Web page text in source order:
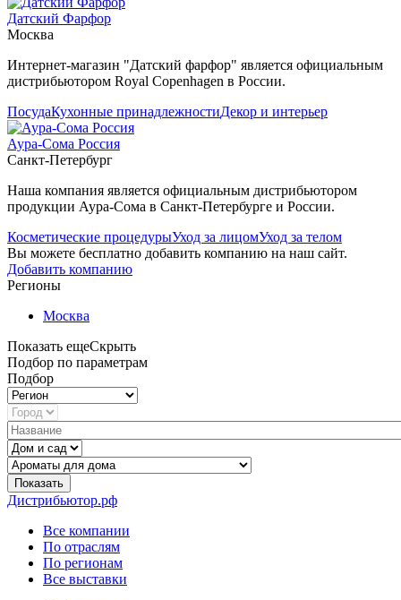
Датский Фарфор
Москва
Интернет-магазин "Датский фарфор" является официальным
дистрибьютором Royal Copenhagen в России.
ПосудаКухонные принадлежностиДекор и интерьер
Аура-Сома Россия
Санкт-Петербург
Наша компания является официальным дистрибьютором
продукции Аура-Сома в Санкт-Петербурге и России.
Косметические процедурыУход за лицомУход за телом
Вы можете бесплатно добавить компанию на наш сайт.
Добавить компанию
Регионы
Москва
Показать ещеСкрыть
Подбор по параметрам
Подбор
Показать
Дистрибьютор.рф
Все компании
По отраслям
По регионам
Все выставки